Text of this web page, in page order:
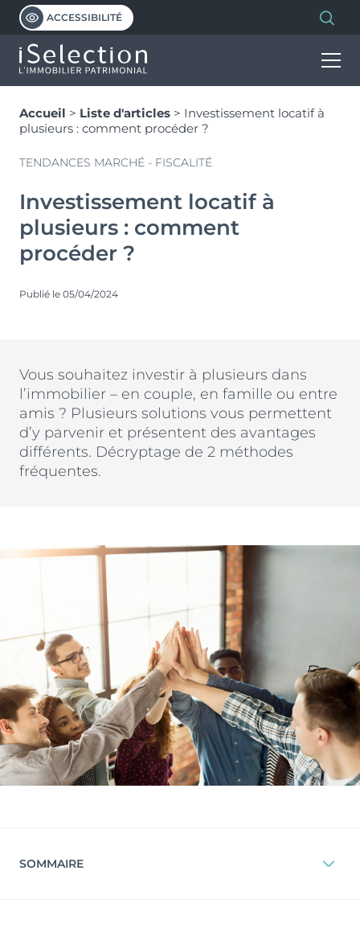
ACCESSIBILITÉ
INVESTIR
Notre vision de l’immobilier patrimonial
Investissement locatif en VEFA
LMNP géré
Statut bailleur privé
Monuments Historiques
Déficit Foncier
Denormandie
LLI
HABITER
L’immobilier neuf
Les dispositifs et avantages
Découvrir et comprendre le PTZ
PROGRAMMES
Nos métiers et nos valeurs
Chiffres clés de l’entreprise
Politique RH
Recrutement
ACTUS & CONSEILS
CONTACT
Accueil > Liste d'articles > Investissement locatif à
plusieurs : comment procéder ?
TENDANCES MARCHÉ - FISCALITÉ
Investissement locatif à
plusieurs : comment
procéder ?
Publié le 05/04/2024
Vous souhaitez investir à plusieurs dans
l’immobilier – en couple, en famille ou entre
amis ? Plusieurs solutions vous permettent
d’y parvenir et présentent des avantages
différents. Décryptage de 2 méthodes
fréquentes.
SOMMAIRE